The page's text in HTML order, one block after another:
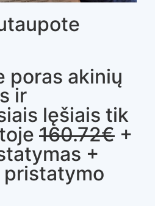
poras akinių
ir
lęšiais tik
160.72€ +
+
pristatymo